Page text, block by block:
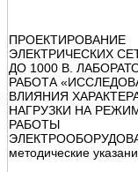
ПРОЕКТИРОВАНИЕ
ЭЛЕКТРИЧЕСКИХ
ДО 1000 В.
РАБОТА
ВЛИЯНИЯ
НАГРУЗКИ НА
РАБОТЫ
методические